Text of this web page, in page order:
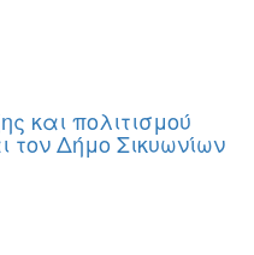
και πολιτισμού
τον Δήμο Σικυωνίων